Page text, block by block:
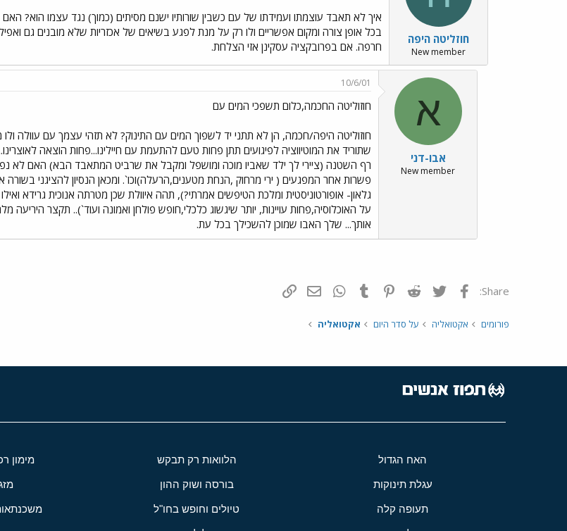
חוזליטה היפה
New member
איך לא תאבד עוצמתו ועמידתו של עם כשבין שורותיו ישנם מסיתים (כמוך) נגד עצמו הוא?
בכל אופן צורה ומקום אפשריים ולו רק על מנת לפגע בשיאים של אכזריות שלא מובנים גם
חרפה. אם בפרובקציה עסקינן אזי הצלחת.
א
אבו-דני
New member
10/6/01
חוזוליטה החכמה,כלום תשפכי המים עם
חוזוליטה היפה/חכמה, הן לא תתני יד לשפוך המים עם התינוק? לא תזהי עצמך עם
שתוריד את המוטיווציה לפיגועים תתן פחות טעם להתעמת עם חיילינו...פחות הוצאה
רף השטנה (ציירי לך ילד שאביו מוכה ומושפל ומקבל את שרביט המתאבד הבא) האם לא
פשרות אחר המפגעים ( ירי מרחוק ,הנחת מטענים,הרעלה)וכו`. ומכאן הנסיון להציגני
גלאון- אופורטוניסטית ומלכת הטיפשים אמרתי?), תהה איוולת שכן מטרתה אנוכית גרידא
על האוכלוסיה,פחות עויינות, יותר שיגשוג כלכלי,חופש פולחן ואמונה ועוד`).. תקצר היריעה
אותך... שלך האבו שמוכן להשכילך בכל עת.
Share: פייסבוק Twitter
Reddit
Pinterest
Tumblr
WhatsAppדואר אלקטרוני
פורומים אקטואליה על סדר היום אקטואליה
האח הגדול הלוואות רק תבקש מימון
עגלת תינוקות בורסה ושוק ההון
תעופה קלה טיולים וחופש בחו"ל